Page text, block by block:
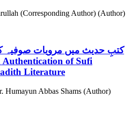
(Corresponding Author) (Author)
کتبِ حدیث میں مرویات صوفیہ
of Sufi
Literature
Humayun Abbas Shams (Author)